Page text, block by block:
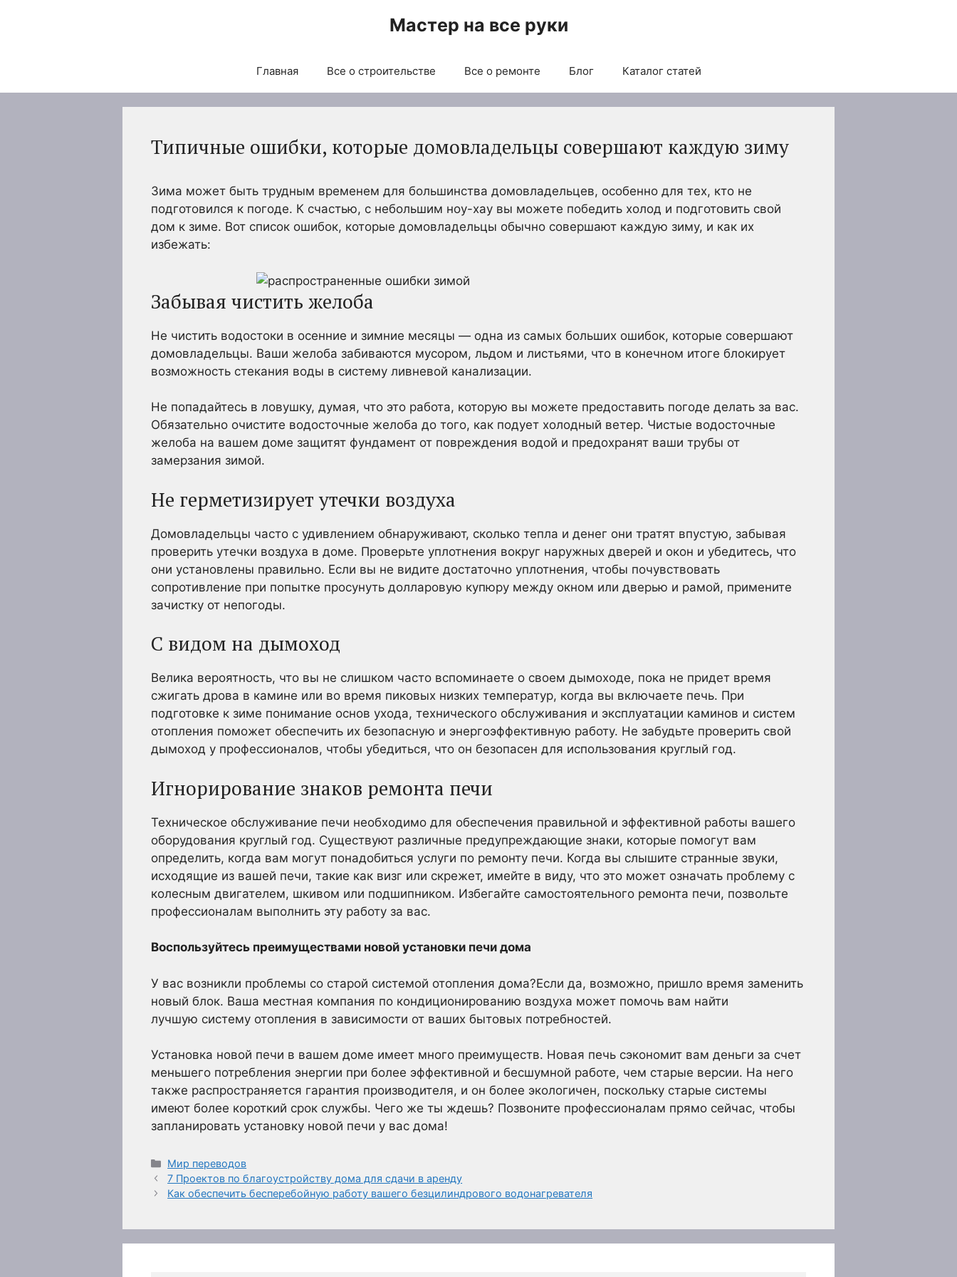
Мастер на все руки
Главная Все о строительстве Все о ремонте Блог Каталог статей
Типичные ошибки, которые домовладельцы совершают каждую зиму
Зима может быть трудным временем для большинства домовладельцев, особенно для тех, кто не
подготовился к погоде. К счастью, с небольшим ноу-хау вы можете победить холод и подготовить свой
дом к зиме. Вот список ошибок, которые домовладельцы обычно совершают каждую зиму, и как их
избежать:
Забывая чистить желоба
Не чистить водостоки в осенние и зимние месяцы — одна из самых больших ошибок, которые совершают
домовладельцы. Ваши желоба забиваются мусором, льдом и листьями, что в конечном итоге блокирует
возможность стекания воды в систему ливневой канализации.
Не попадайтесь в ловушку, думая, что это работа, которую вы можете предоставить погоде делать за вас.
Обязательно очистите водосточные желоба до того, как подует холодный ветер. Чистые водосточные
желоба на вашем доме защитят фундамент от повреждения водой и предохранят ваши трубы от
замерзания зимой.
Не герметизирует утечки воздуха
Домовладельцы часто с удивлением обнаруживают, сколько тепла и денег они тратят впустую, забывая
проверить утечки воздуха в доме. Проверьте уплотнения вокруг наружных дверей и окон и убедитесь, что
они установлены правильно. Если вы не видите достаточно уплотнения, чтобы почувствовать
сопротивление при попытке просунуть долларовую купюру между окном или дверью и рамой, примените
зачистку от непогоды.
С видом на дымоход
Велика вероятность, что вы не слишком часто вспоминаете о своем дымоходе, пока не придет время
сжигать дрова в камине или во время пиковых низких температур, когда вы включаете печь. При
подготовке к зиме понимание основ ухода, технического обслуживания и эксплуатации каминов и систем
отопления поможет обеспечить их безопасную и энергоэффективную работу. Не забудьте проверить свой
дымоход у профессионалов, чтобы убедиться, что он безопасен для использования круглый год.
Игнорирование знаков ремонта печи
Техническое обслуживание печи необходимо для обеспечения правильной и эффективной работы вашего
оборудования круглый год. Существуют различные предупреждающие знаки, которые помогут вам
определить, когда вам могут понадобиться услуги по ремонту печи. Когда вы слышите странные звуки,
исходящие из вашей печи, такие как визг или скрежет, имейте в виду, что это может означать проблему с
колесным двигателем, шкивом или подшипником. Избегайте самостоятельного ремонта печи, позвольте
профессионалам выполнить эту работу за вас.
Воспользуйтесь преимуществами новой установки печи дома
У вас возникли проблемы со старой системой отопления дома?Если да, возможно, пришло время заменить
новый блок. Ваша местная компания по кондиционированию воздуха может помочь вам найти
лучшую систему отопления в зависимости от ваших бытовых потребностей.
Установка новой печи в вашем доме имеет много преимуществ. Новая печь сэкономит вам деньги за счет
меньшего потребления энергии при более эффективной и бесшумной работе, чем старые версии. На него
также распространяется гарантия производителя, и он более экологичен, поскольку старые системы
имеют более короткий срок службы. Чего же ты ждешь? Позвоните профессионалам прямо сейчас, чтобы
запланировать установку новой печи у вас дома!
Рубрики
Мир переводов
7 Проектов по благоустройству дома для сдачи в аренду
Как обеспечить бесперебойную работу вашего безцилиндрового водонагревателя